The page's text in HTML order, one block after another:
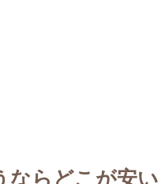
ならどこが安